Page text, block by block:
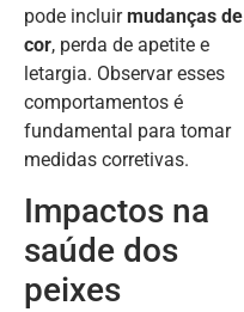
pode incluirmudanças de
cor, perda de apetite e
letargia. Observar esses
comportamentos é
fundamental para tomar
medidas corretivas.
Impactos na
saúde dos
peixes